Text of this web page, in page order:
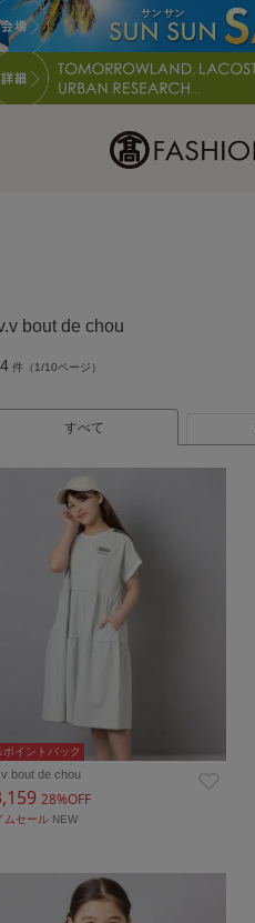
bout de chou
件（1/10ページ）
すべて
ポイントバック
bout de chou
28%OFF
ムセール NEW